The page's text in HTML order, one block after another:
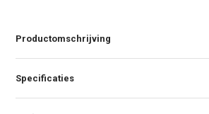
Productomschrijving
Specificaties